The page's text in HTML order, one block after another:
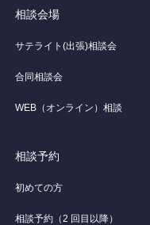
相談会場
サテライト(出張)相談会
合同相談会
WEB（オンライン）相談
相談予約
初めての方
相談予約（2 回目以降）